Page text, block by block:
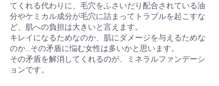
てくれる代わりに、毛穴をふさいだり配合されている油
分やケミカル成分が毛穴に詰まってトラブルを起こすな
ど、肌への負担は大きいと言えます。
キレイになるためなのか、肌にダメージを与えるためな
のか…その矛盾に悩む女性は多いかと思います。
その矛盾を解消してくれるのが、ミネラルファンデーシ
ョンです。